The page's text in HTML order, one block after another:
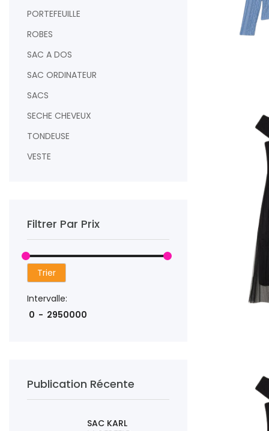
PORTEFEUILLE
ROBES
SAC A DOS
SAC ORDINATEUR
SACS
SECHE CHEVEUX
TONDEUSE
VESTE
Filtrer Par Prix
Trier
Intervalle:
Publication Récente
SAC KARL